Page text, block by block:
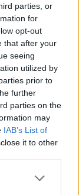
parties, or
for
opt-out
that after your
seeing
utilized by
prior to
further
parties on the
may
IAB’s List of
it to other
hogy
a
tönkre.
az